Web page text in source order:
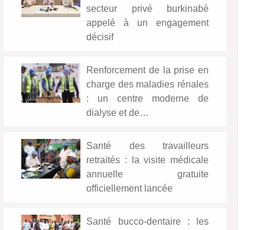
secteur privé burkinabè
appelé à un engagement
décisif
Renforcement de la prise en
charge des maladies rénales
: un centre moderne de
dialyse et de…
Santé des travailleurs
retraités : la visite médicale
annuelle gratuite
officiellement lancée
Santé bucco-dentaire : les